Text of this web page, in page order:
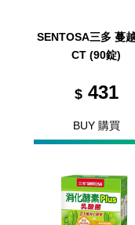
SENTOSA三多 蔓越莓N
CT (90錠)
$431
BUY 購買